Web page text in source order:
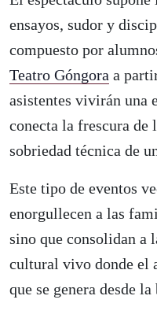
ensayos, sudor y
compuesto por
Teatro Góngora a
asistentes vivirán una
conecta la frescura de
sobriedad técnica de
Este tipo de eventos
enorgullecen a las
sino que consolidan a
cultural vivo donde el
que se genera desde la